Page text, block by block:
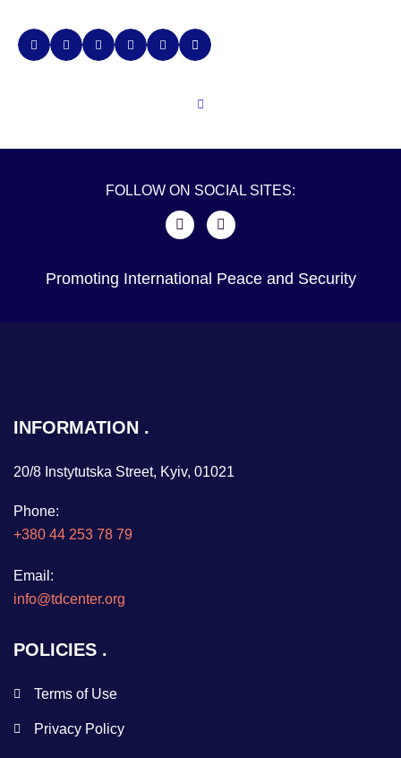
FOLLOW ON SOCIAL SITES:
Promoting International Peace and Security
INFORMATION
20/8 Instytutska Street, Kyiv, 01021
Phone:
+380 44 253 78 79
Email:
info@tdcenter.org
POLICIES
Terms of Use
Privacy Policy